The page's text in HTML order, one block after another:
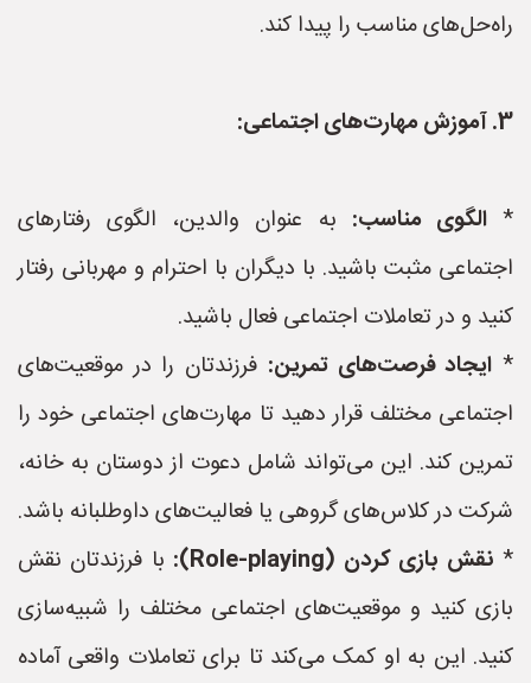
راه‌حل‌های مناسب را پیدا کند.
3. آموزش مهارت‌های اجتماعی:
*الگوی مناسب: به عنوان والدین، الگوی رفتارهای
اجتماعی مثبت باشید. با دیگران با احترام و مهربانی رفتار
کنید و در تعاملات اجتماعی فعال باشید.
* ایجاد فرصت‌های تمرین: فرزندتان را در موقعیت‌های
اجتماعی مختلف قرار دهید تا مهارت‌های اجتماعی خود را
تمرین کند. این می‌تواند شامل دعوت از دوستان به خانه،
شرکت در کلاس‌های گروهی یا فعالیت‌های داوطلبانه باشد.
* نقش بازی کردن (Role-playing):
با فرزندتان نقش
بازی کنید و موقعیت‌های اجتماعی مختلف را شبیه‌سازی
کنید. این به او کمک می‌کند تا برای تعاملات واقعی آماده